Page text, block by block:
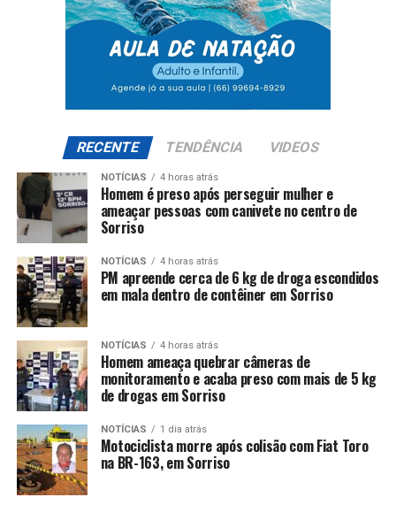
RECENTE TENDÊNCIA VIDEOS
NOTÍCIAS 4 horas atrás
Homem é preso após perseguir mulher e
ameaçar pessoas com canivete no centro de
Sorriso
NOTÍCIAS 4 horas atrás
PM apreende cerca de 6 kg de droga escondidos
em mala dentro de contêiner em Sorriso
NOTÍCIAS 4 horas atrás
Homem ameaça quebrar câmeras de
monitoramento e acaba preso com mais de 5 kg
de drogas em Sorriso
NOTÍCIAS 1 dia atrás
Motociclista morre após colisão com Fiat Toro
na BR-163, em Sorriso